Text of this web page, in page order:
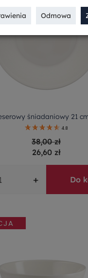
śniadaniowy 21
4.8
38,00 zł
26,60 zł
+ Do
Odmowa